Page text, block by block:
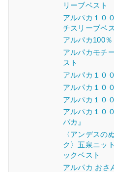
リーブベスト
アルパカ１０
チスリーブベ
アルパカ100
アルパカモチ
スト
アルパカ１０
アルパカ１０
アルパカ１０
アルパカ１０
パカ』
〈アンデスの
ク〉五泉ニッ
ックベスト
アルパカ おさ